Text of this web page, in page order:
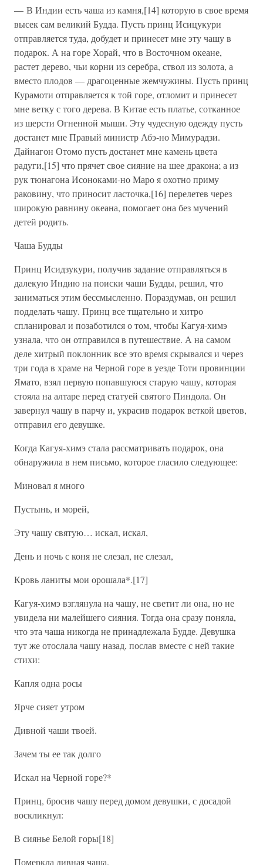
— В Индии есть чаша из камня,[14] которую в свое время
высек сам великий Будда. Пусть принц Исицукури
отправляется туда, добудет и принесет мне эту чашу в
подарок. А на горе Хорай, что в Восточном океане,
растет дерево, чьи корни из серебра, ствол из золота, а
вместо плодов — драгоценные жемчужины. Пусть принц
Курамоти отправляется к той горе, отломит и принесет
мне ветку с того дерева. В Китае есть платье, сотканное
из шерсти Огненной мыши. Эту чудесную одежду пусть
достанет мне Правый министр Абэ-но Мимурадзи.
Дайнагон Отомо пусть достанет мне камень цвета
радуги,[15] что прячет свое сияние на шее дракона; а из
рук тюнагона Исоноками-но Маро я охотно приму
раковину, что приносит ласточка,[16] перелетев через
широкую равнину океана, помогает она без мучений
детей родить.
Чаша Будды
Принц Исидзукури, получив задание отправляться в
далекую Индию на поиски чаши Будды, решил, что
заниматься этим бессмысленно. Пораздумав, он решил
подделать чашу. Принц все тщательно и хитро
спланировал и позаботился о том, чтобы Кагуя-химэ
узнала, что он отправился в путешествие. А на самом
деле хитрый поклонник все это время скрывался и через
три года в храме на Черной горе в уезде Тоти провинции
Ямато, взял первую попавшуюся старую чашу, которая
стояла на алтаре перед статуей святого Пиндола. Он
завернул чашу в парчу и, украсив подарок веткой цветов,
отправил его девушке.
Когда Кагуя-химэ стала рассматривать подарок, она
обнаружила в нем письмо, которое гласило следующее:
Миновал я много
Пустынь, и морей,
Эту чашу святую… искал, искал,
День и ночь с коня не слезал, не слезал,
Кровь ланиты мои орошала*.[17]
Кагуя-химэ взглянула на чашу, не светит ли она, но не
увидела ни малейшего сияния. Тогда она сразу поняла,
что эта чаша никогда не принадлежала Будде. Девушка
тут же отослала чашу назад, послав вместе с ней такие
стихи:
Капля одна росы
Ярче сияет утром
Дивной чаши твоей.
Зачем ты ее так долго
Искал на Черной горе?*
Принц, бросив чашу перед домом девушки, с досадой
воскликнул:
В сиянье Белой горы[18]
Померкла дивная чаша.